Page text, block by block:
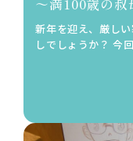
新年を迎え、厳し
しでしょうか？ 今